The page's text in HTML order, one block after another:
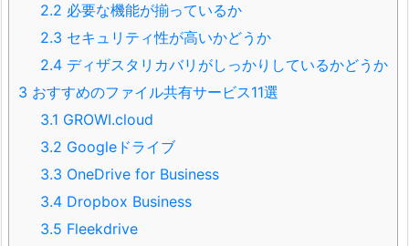
2.2 必要な機能が揃っているか
2.3 セキュリティ性が高いかどうか
2.4 ディザスタリカバリがしっかりしているかどうか
3 おすすめのファイル共有サービス11選
3.1 GROWI.cloud
3.2 Googleドライブ
3.3 OneDrive for Business
3.4 Dropbox Business
3.5 Fleekdrive